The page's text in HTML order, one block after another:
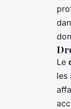
Le
les